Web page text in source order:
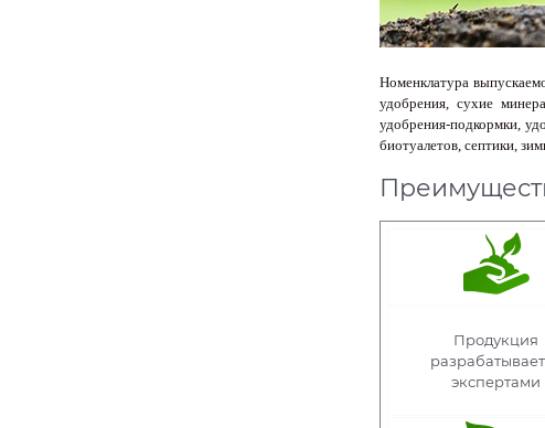
Номенклатура
удобрения, сухие
удобрения-подкормки,
биотуалетов, септики,
Продукция
экспертами